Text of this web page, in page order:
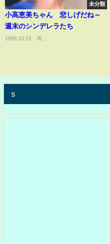
未分類
小高恵美ちゃん 悲しげだね～
週末のシンデレラたち
1989.10.19 再...
s